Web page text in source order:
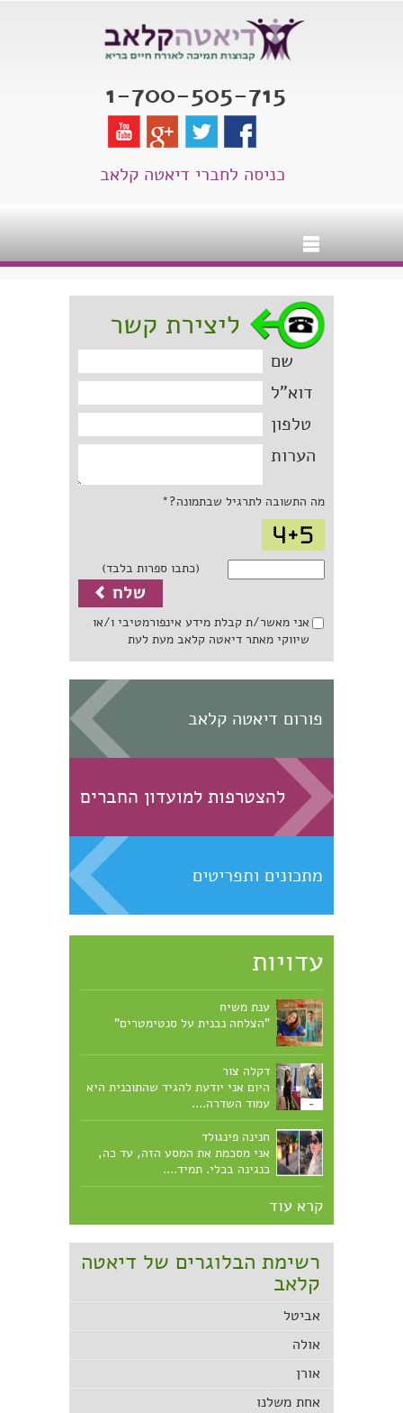
1-700-505-715
כניסה לחברי דיאטה קלאב
ליצירת קשר
שם
דוא"ל
טלפון
הערות
מה התשובה לתרגיל שבתמונה?*
(כתבו ספרות בלבד)
אני מאשר/ת קבלת מידע אינפורמטיבי ו/או
שיווקי מאתר דיאטה קלאב מעת לעת
פורום דיאטה קלאב
להצטרפות למועדון החברים
מתכונים ותפריטים
עדויות
ענת משיח
"הצלחה נבנית על סנטימטרים"
דקלה צור
היום אני יודעת להגיד שהתוכנית היא
עמוד השדרה....
חנינה פינגולד
אני מסכמת את המסע הזה, עד כה,
כנגינה בכלי. תמיד....
קרא עוד
רשימת הבלוגרים של דיאטה
קלאב
אביטל
אולה
אורן
אחת משלנו